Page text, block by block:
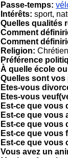
Passe-temps:
Intérêts: sport,
Quelles qualités
Comment
Comment
Religion:
Préférence
À quelle école
Quelles sont
Etes-vous
Etes-vous
Est-ce que vous
Est-ce que vous
Est-ce que vous
Est-ce que vous
Est-ce que vous
Vous avez un